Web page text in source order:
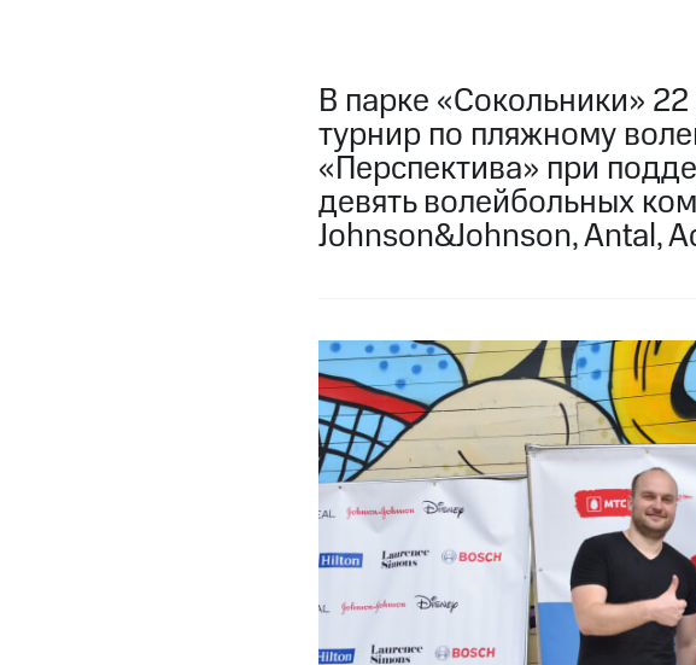
В парке «Сокольники»
турнир по пляжному
«Перспектива» при
девять волейбольных
Johnson&Johnson, Antal,